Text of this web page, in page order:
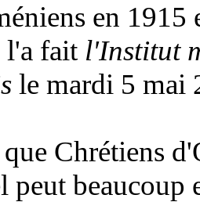
en 1915
l'a fait l'Institut
le mardi 5 mai
Chrétiens
peut beaucoup